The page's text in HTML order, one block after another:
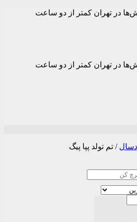
در تهران کمتر از دو ساعت
در تهران کمتر از دو ساعت
/ تم تولد پپا پیگ